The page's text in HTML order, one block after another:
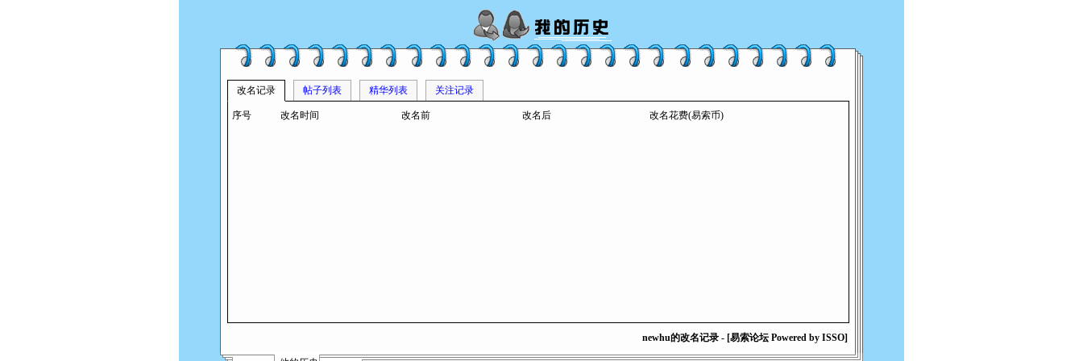
改名记录 帖子列表 精华列表 关注记录
序号 改名时间 改名前 改名后 改名花费(易索币)
newhu的改名记录 - [易索论坛 Powered by ISSO]